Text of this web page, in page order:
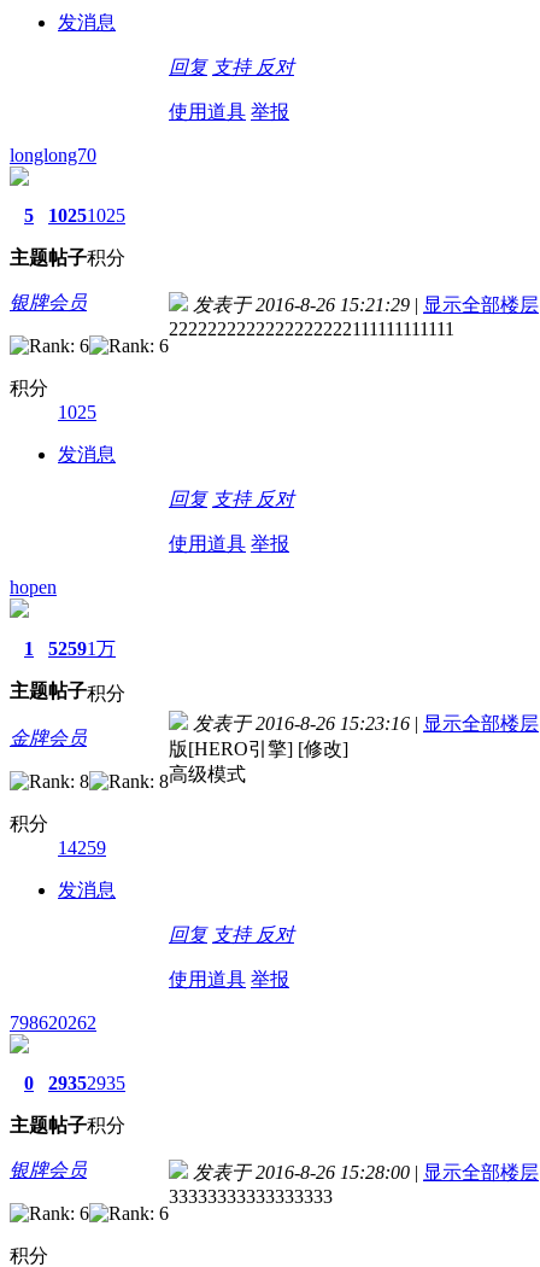
发消息
回复 支持 反对
使用道具 举报
longlong70
5
主题
1025
帖子
1025
积分
银牌会员
积分
1025
发消息
发表于 2016-8-26 15:21:29 | 显示全部楼层
2222222222222222222111111111111
回复 支持 反对
使用道具 举报
hopen
1
主题
5259
帖子
1万
积分
金牌会员
积分
14259
发消息
发表于 2016-8-26 15:23:16 | 显示全部楼层
版[HERO引擎] [修改]
高级模式
回复 支持 反对
使用道具 举报
798620262
0
主题
2935
帖子
2935
积分
银牌会员
积分
发表于 2016-8-26 15:28:00 | 显示全部楼层
33333333333333333